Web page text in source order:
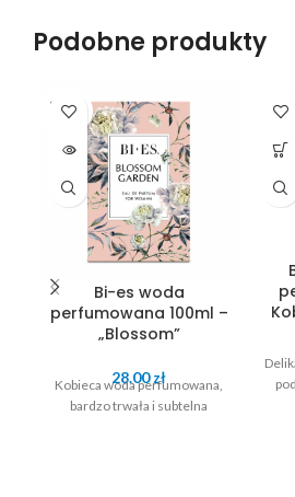
Podobne produkty
SOLD
OUT
Bi-es woda
perfumowana 100ml –
„Blossom”
28.00zł
Kobieca woda perfumowana,
bardzo trwała i subtelna